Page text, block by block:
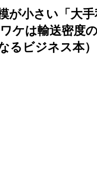
が小さい「大
ケは輸送密度
るビジネス本）